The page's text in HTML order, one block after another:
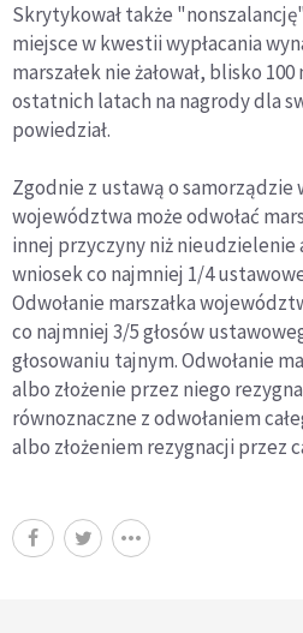
Skrytykował także
miejsce w kwestii wypłacania
marszałek nie żałował, blisko
ostatnich latach na nagrody dla
powiedział.
Zgodnie z ustawą o
województwa może odwołać
innej przyczyny niż
wniosek co najmniej 1/4
Odwołanie marszałka
co najmniej 3/5 głosów
głosowaniu tajnym. Odwołanie
albo złożenie przez niego
równoznaczne z odwołaniem
albo złożeniem rezygnacji przez